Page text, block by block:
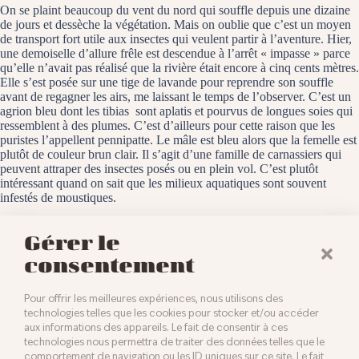
Gérer le
consentement
Pour offrir les meilleures expériences, nous utilisons des
technologies telles que les cookies pour stocker et/ou accéder
aux informations des appareils. Le fait de consentir à ces
technologies nous permettra de traiter des données telles que le
On se plaint beaucoup du vent du nord qui souffle depuis une dizaine
de jours et dessèche la végétation. Mais on oublie que c’est un moyen
de transport fort utile aux insectes qui veulent partir à l’aventure. Hier,
une demoiselle d’allure frêle est descendue à l’arrêt « impasse » parce
qu’elle n’avait pas réalisé que la rivière était encore à cinq cents mètres.
Elle s’est posée sur une tige de lavande pour reprendre son souffle
avant de regagner les airs, me laissant le temps de l’observer. C’est un
agrion bleu dont les tibias sont aplatis et pourvus de longues soies qui
ressemblent à des plumes. C’est d’ailleurs pour cette raison que les
puristes l’appellent pennipatte. Le mâle est bleu alors que la femelle est
plutôt de couleur brun clair. Il s’agit d’une famille de carnassiers qui
peuvent attraper des insectes posés ou en plein vol. C’est plutôt
intéressant quand on sait que les milieux aquatiques sont souvent
infestés de moustiques.